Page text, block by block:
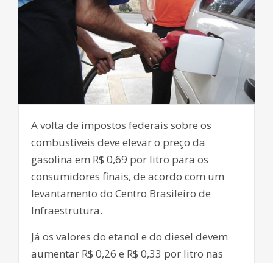
A volta de impostos federais sobre os
combustíveis deve elevar o preço da
gasolina em R$ 0,69 por litro para os
consumidores finais, de acordo com um
levantamento do Centro Brasileiro de
Infraestrutura.
Já os valores do etanol e do diesel devem
aumentar R$ 0,26 e R$ 0,33 por litro nas